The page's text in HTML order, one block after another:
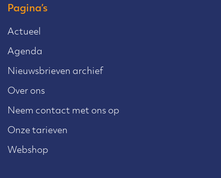
Pagina’s
Actueel
Agenda
Nieuwsbrieven archief
Over ons
Neem contact met ons op
Onze tarieven
Webshop